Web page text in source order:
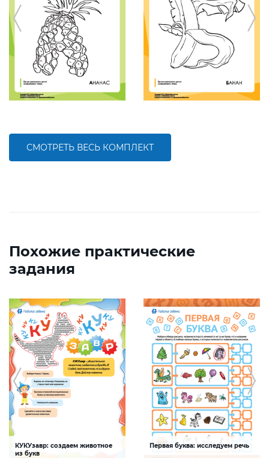
СМОТРЕТЬ ВЕСЬ КОМПЛЕКТ
Похожие практические
задания
КУКУзавр: создаем животное
из букв
Первая буква: исследуем речь